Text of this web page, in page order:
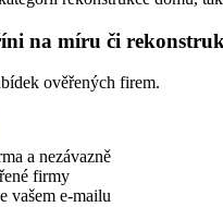
na míru či
ověřených firem.
a nezávazně
firmy
vašem e-mailu